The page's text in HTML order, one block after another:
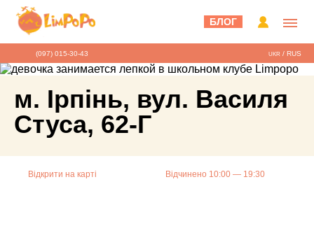
БЛОГ
(097) 015-30-43 UKR / RUS
м. Ірпінь, вул. Василя
Стуса, 62-Г
Відкрити на карті Відчинено 10:00 — 19:30